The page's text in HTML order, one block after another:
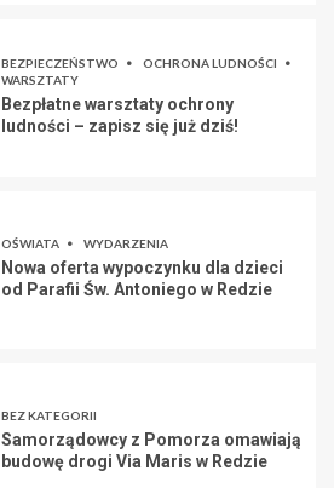
BEZPIECZEŃSTWO
OCHRONA LUDNOŚCI
WARSZTATY
Bezpłatne warsztaty ochrony
ludności – zapisz się już dziś!
OŚWIATA WYDARZENIA
Nowa oferta wypoczynku dla dzieci
od Parafii Św. Antoniego w Redzie
BEZ KATEGORII
Samorządowcy z Pomorza omawiają
budowę drogi Via Maris w Redzie